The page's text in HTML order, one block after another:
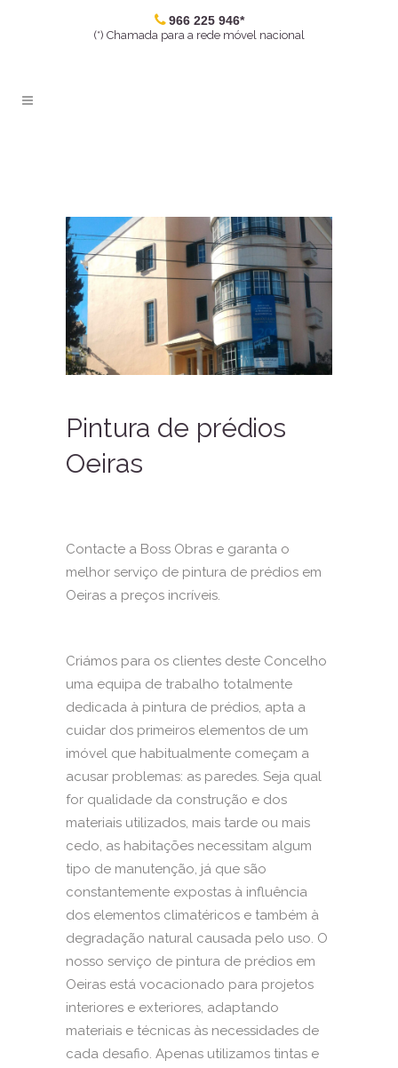
966 225 946*
(*) Chamada para a rede móvel nacional
Pintura de prédios
Oeiras
Contacte a Boss Obras e garanta o
melhor serviço de pintura de prédios em
Oeiras a preços incríveis.
Criámos para os clientes deste Concelho
uma equipa de trabalho totalmente
dedicada à pintura de prédios, apta a
cuidar dos primeiros elementos de um
imóvel que habitualmente começam a
acusar problemas: as paredes. Seja qual
for qualidade da construção e dos
materiais utilizados, mais tarde ou mais
cedo, as habitações necessitam algum
tipo de manutenção, já que são
constantemente expostas à influência
dos elementos climatéricos e também à
degradação natural causada pelo uso. O
nosso serviço de pintura de prédios em
Oeiras está vocacionado para projetos
interiores e exteriores, adaptando
materiais e técnicas às necessidades de
cada desafio. Apenas utilizamos tintas e